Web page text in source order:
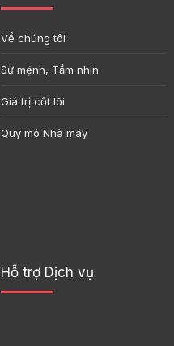
Về chúng tôi
Sứ mệnh, Tầm nhìn
Giá trị cốt lõi
Quy mô Nhà máy
Hỗ trợ Dịch vụ